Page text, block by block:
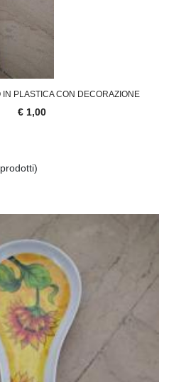
IN PLASTICA CON DECORAZIONE
€ 1,00
prodotti)